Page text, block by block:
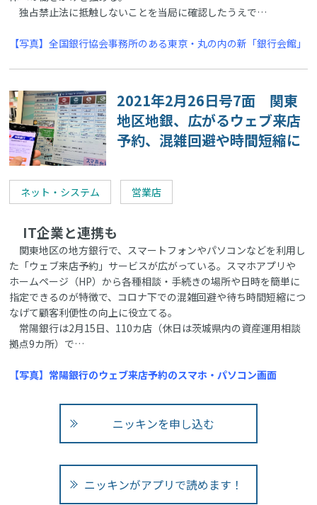
独占禁止法に抵触しないことを当局に確認したうえで…
【写真】全国銀行協会事務所のある東京・丸の内の新「銀行会館」
2021年2月26日号7面 関東
地区地銀、広がるウェブ来店
予約、混雑回避や時間短縮に
ネット・システム 営業店
IT企業と連携も
関東地区の地方銀行で、スマートフォンやパソコンなどを利用し
た「ウェブ来店予約」サービスが広がっている。スマホアプリや
ホームページ（HP）から各種相談・手続きの場所や日時を簡単に
指定できるのが特徴で、コロナ下での混雑回避や待ち時間短縮につ
なげて顧客利便性の向上に役立てる。
常陽銀行は2月15日、110カ店（休日は茨城県内の資産運用相談
拠点9カ所）で…
【写真】常陽銀行のウェブ来店予約のスマホ・パソコン画面
ニッキンを申し込む
ニッキンがアプリで読めます！